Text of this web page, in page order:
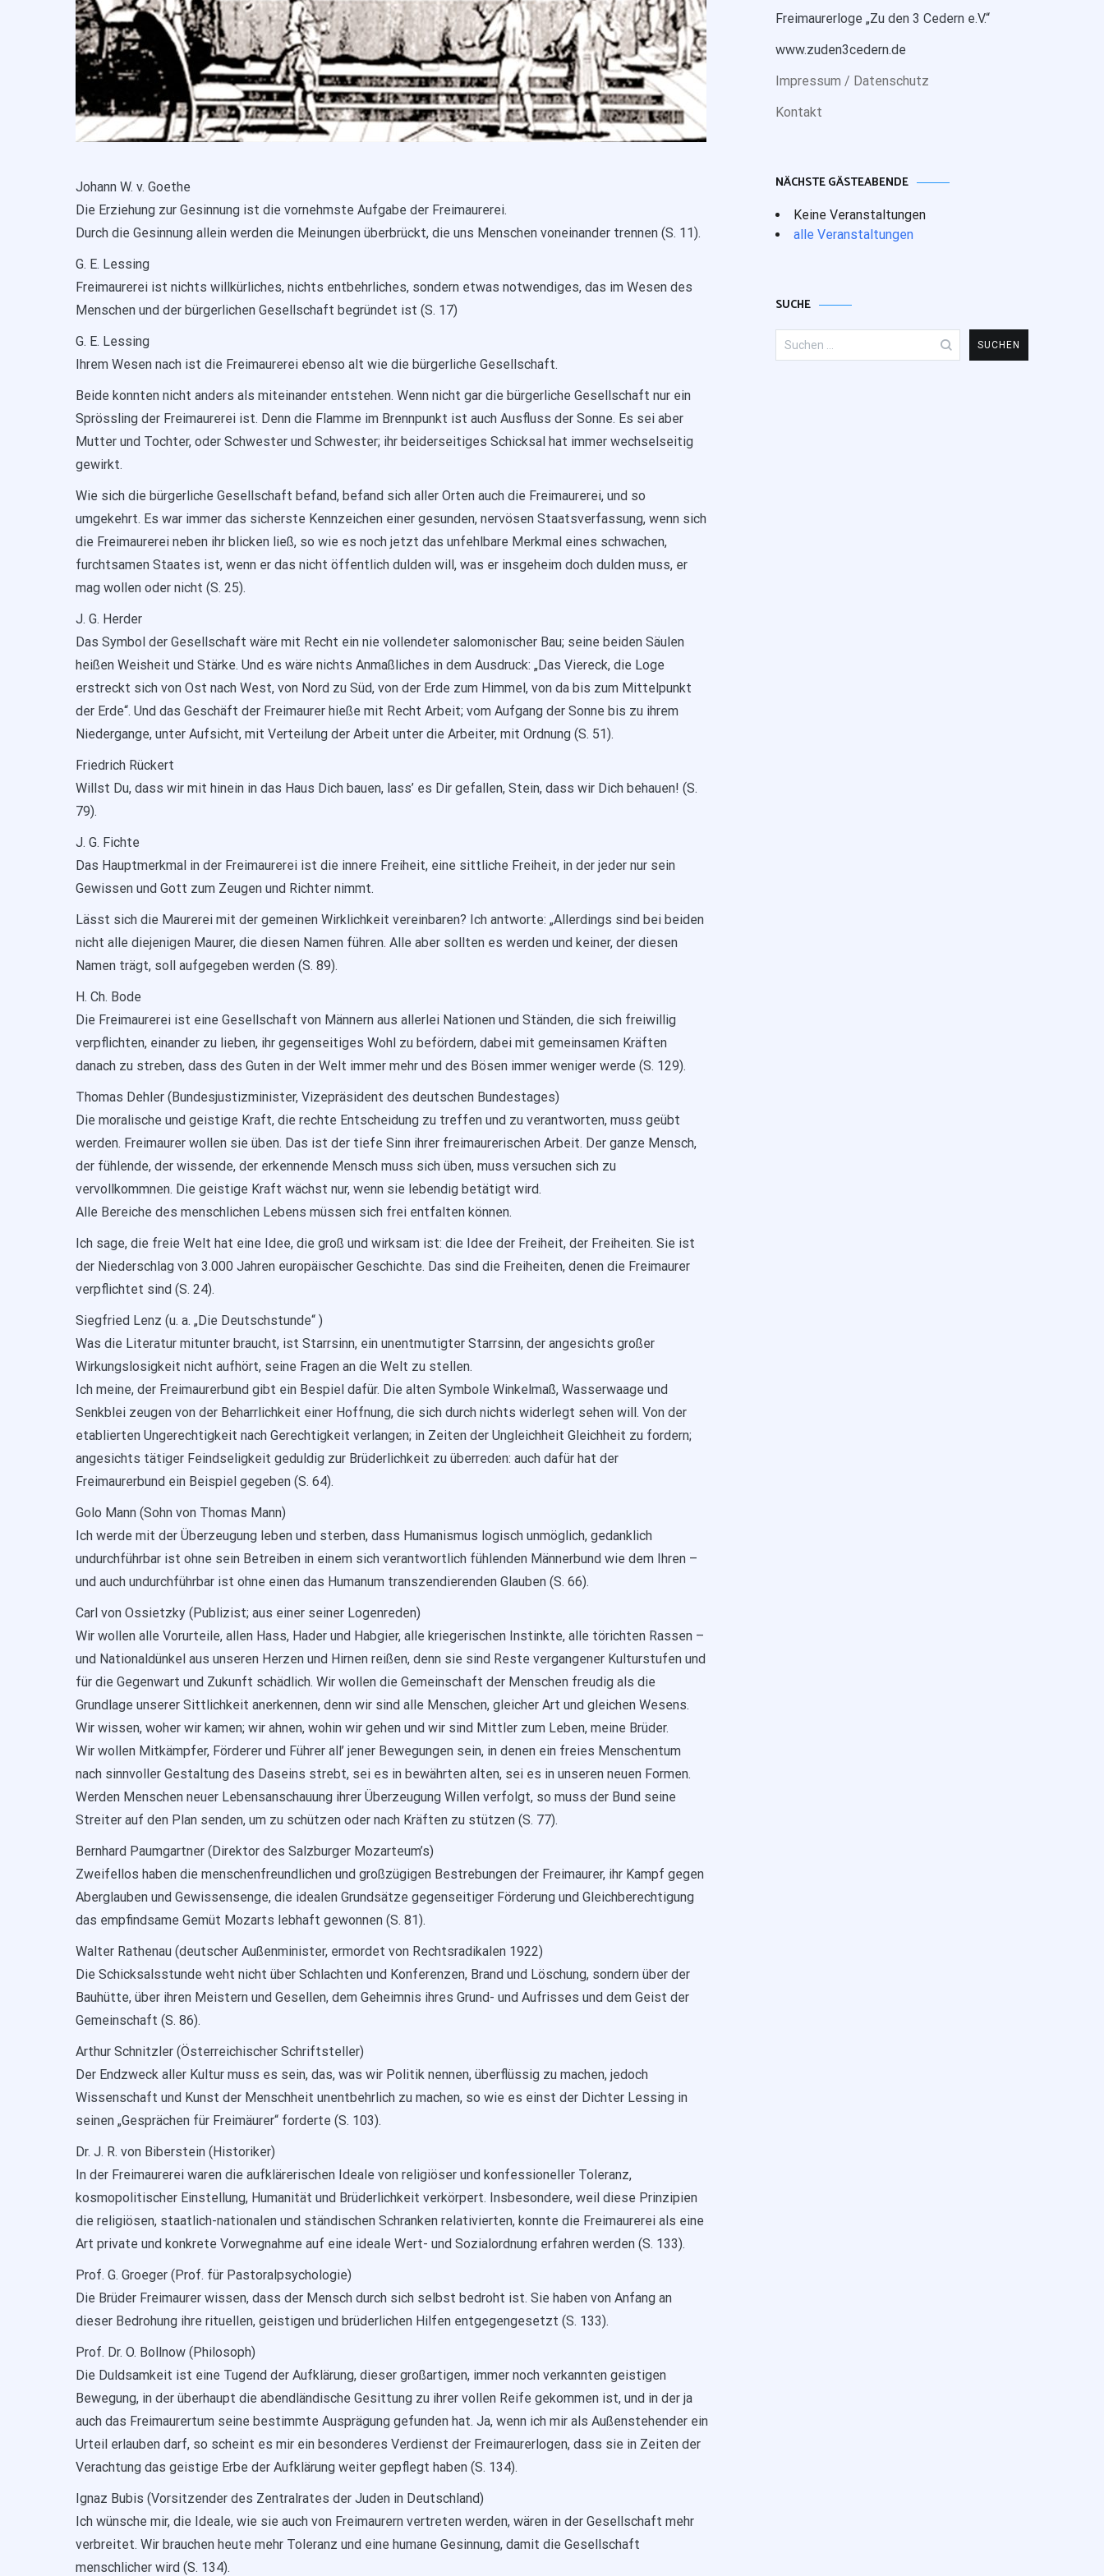
Johann W. v. Goethe
Die Erziehung zur Gesinnung ist die vornehmste Aufgabe der Freimaurerei.
Durch die Gesinnung allein werden die Meinungen überbrückt, die uns Menschen voneinander trennen (S. 11).
G. E. Lessing
Freimaurerei ist nichts willkürliches, nichts entbehrliches, sondern etwas notwendiges, das im Wesen des
Menschen und der bürgerlichen Gesellschaft begründet ist (S. 17)
G. E. Lessing
Ihrem Wesen nach ist die Freimaurerei ebenso alt wie die bürgerliche Gesellschaft.
Beide konnten nicht anders als miteinander entstehen. Wenn nicht gar die bürgerliche Gesellschaft nur ein
Sprössling der Freimaurerei ist. Denn die Flamme im Brennpunkt ist auch Ausfluss der Sonne. Es sei aber
Mutter und Tochter, oder Schwester und Schwester; ihr beiderseitiges Schicksal hat immer wechselseitig
gewirkt.
Wie sich die bürgerliche Gesellschaft befand, befand sich aller Orten auch die Freimaurerei, und so
umgekehrt. Es war immer das sicherste Kennzeichen einer gesunden, nervösen Staatsverfassung, wenn sich
die Freimaurerei neben ihr blicken ließ, so wie es noch jetzt das unfehlbare Merkmal eines schwachen,
furchtsamen Staates ist, wenn er das nicht öffentlich dulden will, was er insgeheim doch dulden muss, er
mag wollen oder nicht (S. 25).
J. G. Herder
Das Symbol der Gesellschaft wäre mit Recht ein nie vollendeter salomonischer Bau; seine beiden Säulen
heißen Weisheit und Stärke. Und es wäre nichts Anmaßliches in dem Ausdruck: „Das Viereck, die Loge
erstreckt sich von Ost nach West, von Nord zu Süd, von der Erde zum Himmel, von da bis zum Mittelpunkt
der Erde“. Und das Geschäft der Freimaurer hieße mit Recht Arbeit; vom Aufgang der Sonne bis zu ihrem
Niedergange, unter Aufsicht, mit Verteilung der Arbeit unter die Arbeiter, mit Ordnung (S. 51).
Friedrich Rückert
Willst Du, dass wir mit hinein in das Haus Dich bauen, lass’ es Dir gefallen, Stein, dass wir Dich behauen! (S.
79).
J. G. Fichte
Das Hauptmerkmal in der Freimaurerei ist die innere Freiheit, eine sittliche Freiheit, in der jeder nur sein
Gewissen und Gott zum Zeugen und Richter nimmt.
Lässt sich die Maurerei mit der gemeinen Wirklichkeit vereinbaren? Ich antworte: „Allerdings sind bei beiden
nicht alle diejenigen Maurer, die diesen Namen führen. Alle aber sollten es werden und keiner, der diesen
Namen trägt, soll aufgegeben werden (S. 89).
H. Ch. Bode
Die Freimaurerei ist eine Gesellschaft von Männern aus allerlei Nationen und Ständen, die sich freiwillig
verpflichten, einander zu lieben, ihr gegenseitiges Wohl zu befördern, dabei mit gemeinsamen Kräften
danach zu streben, dass des Guten in der Welt immer mehr und des Bösen immer weniger werde (S. 129).
Thomas Dehler (Bundesjustizminister, Vizepräsident des deutschen Bundestages)
Die moralische und geistige Kraft, die rechte Entscheidung zu treffen und zu verantworten, muss geübt
werden. Freimaurer wollen sie üben. Das ist der tiefe Sinn ihrer freimaurerischen Arbeit. Der ganze Mensch,
der fühlende, der wissende, der erkennende Mensch muss sich üben, muss versuchen sich zu
vervollkommnen. Die geistige Kraft wächst nur, wenn sie lebendig betätigt wird.
Alle Bereiche des menschlichen Lebens müssen sich frei entfalten können.
Ich sage, die freie Welt hat eine Idee, die groß und wirksam ist: die Idee der Freiheit, der Freiheiten. Sie ist
der Niederschlag von 3.000 Jahren europäischer Geschichte. Das sind die Freiheiten, denen die Freimaurer
verpflichtet sind (S. 24).
Siegfried Lenz (u. a. „Die Deutschstunde“ )
Was die Literatur mitunter braucht, ist Starrsinn, ein unentmutigter Starrsinn, der angesichts großer
Wirkungslosigkeit nicht aufhört, seine Fragen an die Welt zu stellen.
Ich meine, der Freimaurerbund gibt ein Bespiel dafür. Die alten Symbole Winkelmaß, Wasserwaage und
Senkblei zeugen von der Beharrlichkeit einer Hoffnung, die sich durch nichts widerlegt sehen will. Von der
etablierten Ungerechtigkeit nach Gerechtigkeit verlangen; in Zeiten der Ungleichheit Gleichheit zu fordern;
angesichts tätiger Feindseligkeit geduldig zur Brüderlichkeit zu überreden: auch dafür hat der
Freimaurerbund ein Beispiel gegeben (S. 64).
Golo Mann (Sohn von Thomas Mann)
Ich werde mit der Überzeugung leben und sterben, dass Humanismus logisch unmöglich, gedanklich
undurchführbar ist ohne sein Betreiben in einem sich verantwortlich fühlenden Männerbund wie dem Ihren –
und auch undurchführbar ist ohne einen das Humanum transzendierenden Glauben (S. 66).
Carl von Ossietzky (Publizist; aus einer seiner Logenreden)
Wir wollen alle Vorurteile, allen Hass, Hader und Habgier, alle kriegerischen Instinkte, alle törichten Rassen –
und Nationaldünkel aus unseren Herzen und Hirnen reißen, denn sie sind Reste vergangener Kulturstufen und
für die Gegenwart und Zukunft schädlich. Wir wollen die Gemeinschaft der Menschen freudig als die
Grundlage unserer Sittlichkeit anerkennen, denn wir sind alle Menschen, gleicher Art und gleichen Wesens.
Wir wissen, woher wir kamen; wir ahnen, wohin wir gehen und wir sind Mittler zum Leben, meine Brüder.
Wir wollen Mitkämpfer, Förderer und Führer all’ jener Bewegungen sein, in denen ein freies Menschentum
nach sinnvoller Gestaltung des Daseins strebt, sei es in bewährten alten, sei es in unseren neuen Formen.
Werden Menschen neuer Lebensanschauung ihrer Überzeugung Willen verfolgt, so muss der Bund seine
Streiter auf den Plan senden, um zu schützen oder nach Kräften zu stützen (S. 77).
Bernhard Paumgartner (Direktor des Salzburger Mozarteum’s)
Zweifellos haben die menschenfreundlichen und großzügigen Bestrebungen der Freimaurer, ihr Kampf gegen
Aberglauben und Gewissensenge, die idealen Grundsätze gegenseitiger Förderung und Gleichberechtigung
das empfindsame Gemüt Mozarts lebhaft gewonnen (S. 81).
Walter Rathenau (deutscher Außenminister, ermordet von Rechtsradikalen 1922)
Die Schicksalsstunde weht nicht über Schlachten und Konferenzen, Brand und Löschung, sondern über der
Bauhütte, über ihren Meistern und Gesellen, dem Geheimnis ihres Grund- und Aufrisses und dem Geist der
Gemeinschaft (S. 86).
Arthur Schnitzler (Österreichischer Schriftsteller)
Der Endzweck aller Kultur muss es sein, das, was wir Politik nennen, überflüssig zu machen, jedoch
Wissenschaft und Kunst der Menschheit unentbehrlich zu machen, so wie es einst der Dichter Lessing in
seinen „Gesprächen für Freimäurer“ forderte (S. 103).
Dr. J. R. von Biberstein (Historiker)
In der Freimaurerei waren die aufklärerischen Ideale von religiöser und konfessioneller Toleranz,
kosmopolitischer Einstellung, Humanität und Brüderlichkeit verkörpert. Insbesondere, weil diese Prinzipien
die religiösen, staatlich-nationalen und ständischen Schranken relativierten, konnte die Freimaurerei als eine
Art private und konkrete Vorwegnahme auf eine ideale Wert- und Sozialordnung erfahren werden (S. 133).
Prof. G. Groeger (Prof. für Pastoralpsychologie)
Die Brüder Freimaurer wissen, dass der Mensch durch sich selbst bedroht ist. Sie haben von Anfang an
dieser Bedrohung ihre rituellen, geistigen und brüderlichen Hilfen entgegengesetzt (S. 133).
Prof. Dr. O. Bollnow (Philosoph)
Die Duldsamkeit ist eine Tugend der Aufklärung, dieser großartigen, immer noch verkannten geistigen
Bewegung, in der überhaupt die abendländische Gesittung zu ihrer vollen Reife gekommen ist, und in der ja
auch das Freimaurertum seine bestimmte Ausprägung gefunden hat. Ja, wenn ich mir als Außenstehender ein
Urteil erlauben darf, so scheint es mir ein besonderes Verdienst der Freimaurerlogen, dass sie in Zeiten der
Verachtung das geistige Erbe der Aufklärung weiter gepflegt haben (S. 134).
Ignaz Bubis (Vorsitzender des Zentralrates der Juden in Deutschland)
Ich wünsche mir, die Ideale, wie sie auch von Freimaurern vertreten werden, wären in der Gesellschaft mehr
verbreitet. Wir brauchen heute mehr Toleranz und eine humane Gesinnung, damit die Gesellschaft
menschlicher wird (S. 134).
Freimaurerloge „Zu den 3 Cedern e.V.“
www.zuden3cedern.de
Impressum / Datenschutz
Kontakt
NÄCHSTE GÄSTEABENDE
Keine Veranstaltungen
alle Veranstaltungen
SUCHE
Suchen
nach: